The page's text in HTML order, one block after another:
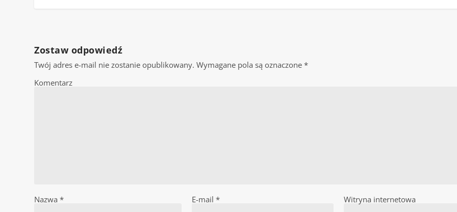
Zostaw odpowiedź
Twój adres e-mail nie zostanie opublikowany. Wymagane pola są oznaczone*
Komentarz
Nazwa* E-mail * Witryna internetowa